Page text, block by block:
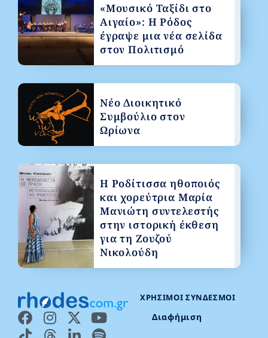
ΧΡΉΣΙΜΟΙ ΣΎΝΔΕΣΜΟΙ
Διαφήμιση
«Μουσικό Ταξίδι στο
Αιγαίο»: Η Ρόδος
έγραψε μια νέα σελίδα
στον Πολιτισμό
Νέο Διοικητικό
Συμβούλιο στον
Ωρίωνα
Η Ροδίτισσα ηθοποιός
και χορεύτρια Μαρία
Μανιώτη συντελεστής
στην ιστορική έκθεση
για τη Ζουζού
Νικολούδη